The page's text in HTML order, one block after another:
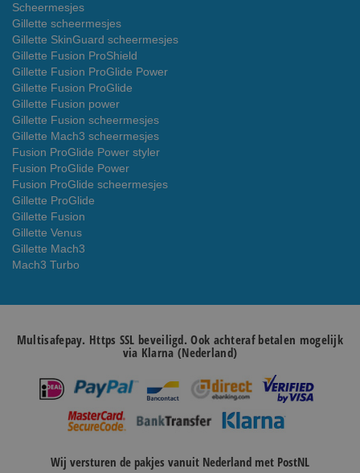
Scheermesjes
Gillette scheermesjes
Gillette SkinGuard scheermesjes
Gillette Fusion ProShield
Gillette Fusion ProGlide Power
Gillette Fusion ProGlide
Gillette Fusion power
Gillette Fusion scheermesjes
Gillette Mach3 scheermesjes
Fusion ProGlide Power styler
Fusion ProGlide Power
Fusion ProGlide scheermesjes
Gillette ProGlide
Gillette Fusion
Gillette Venus
Gillette Mach3
Mach3 Turbo
Multisafepay. Https SSL beveiligd. Ook achteraf betalen mogelijk
via Klarna (Nederland)
Wij versturen de pakjes vanuit Nederland met PostNL